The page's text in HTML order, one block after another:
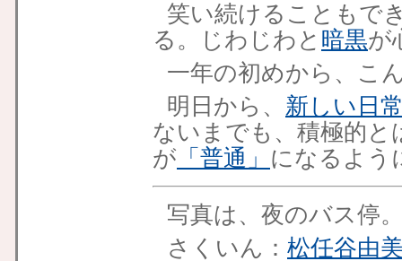
笑い続けることもで
る。じわじわと 暗黒が
一年の初めから、こ
明日から、 新しい日
ないまでも、積極的
が 「普通」 になるよう
写真は、夜のバス停
さくいん： 松任谷由